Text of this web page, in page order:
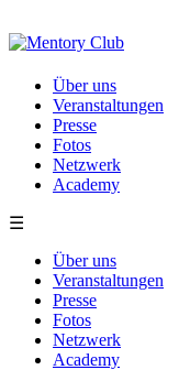
Über uns
Veranstaltungen
Presse
Fotos
Netzwerk
Academy
☰
Über uns
Veranstaltungen
Presse
Fotos
Netzwerk
Academy